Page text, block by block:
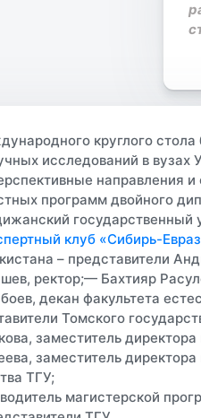
круглого
исследований в
направления
программ двойного
государственный
клуб «Сибирь-
– представители
ректор;— Бахтияр
декан факультета
Томского
заместитель
заместитель
ТГУ;
магистерской